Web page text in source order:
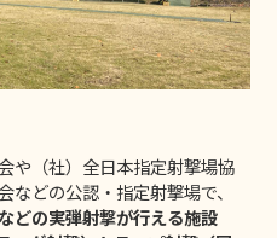
や（社）全日本指定射撃場協
どの公認・指定射撃場で、
どの実弾射撃が行える施設